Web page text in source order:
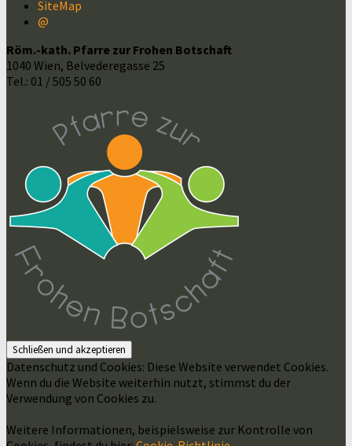
SiteMap
@
Röm.-kath. Pfarre zur Frohen Botschaft
1040 Wien, Belvederegasse 25
Tel.: 01 / 505 50 60
Datenschutz und Cookies: Diese Website verwendet Cookies.
Wenn du die Website weiterhin nutzt, stimmst du der
Verwendung von Cookies zu.
Weitere Informationen, beispielsweise zur Kontrolle von